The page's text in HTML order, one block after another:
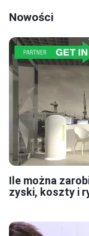
Nowości
Ile można
zyski, koszty i